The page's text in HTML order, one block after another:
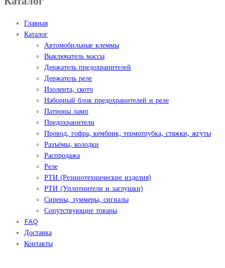
Главная
Каталог
Автомобильные клеммы
Выключатель массы
Держатель предохранителей
Держатель реле
Изолента, скотч
Наборный блок предохранителей и реле
Патроны ламп
Предохранители
Провод, гофра, кембрик, термотрубка, стяжки, жгуты
Разъёмы, колодки
Распродажа
Реле
РТИ (Резинотехнические изделия)
РТИ (Уплотнители и заглушки)
Сирены, зуммеры, сигналы
Сопутствующие товары
FAQ
Доставка
Контакты